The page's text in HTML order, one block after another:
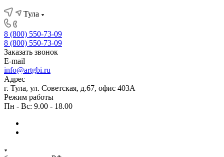
Тула
8 (800) 550-73-09
8 (800) 550-73-09
Заказать звонок
E-mail
info@artgbi.ru
Адрес
г. Тула, ул. Советская, д.67, офис 403А
Режим работы
Пн - Вс: 9.00 - 18.00